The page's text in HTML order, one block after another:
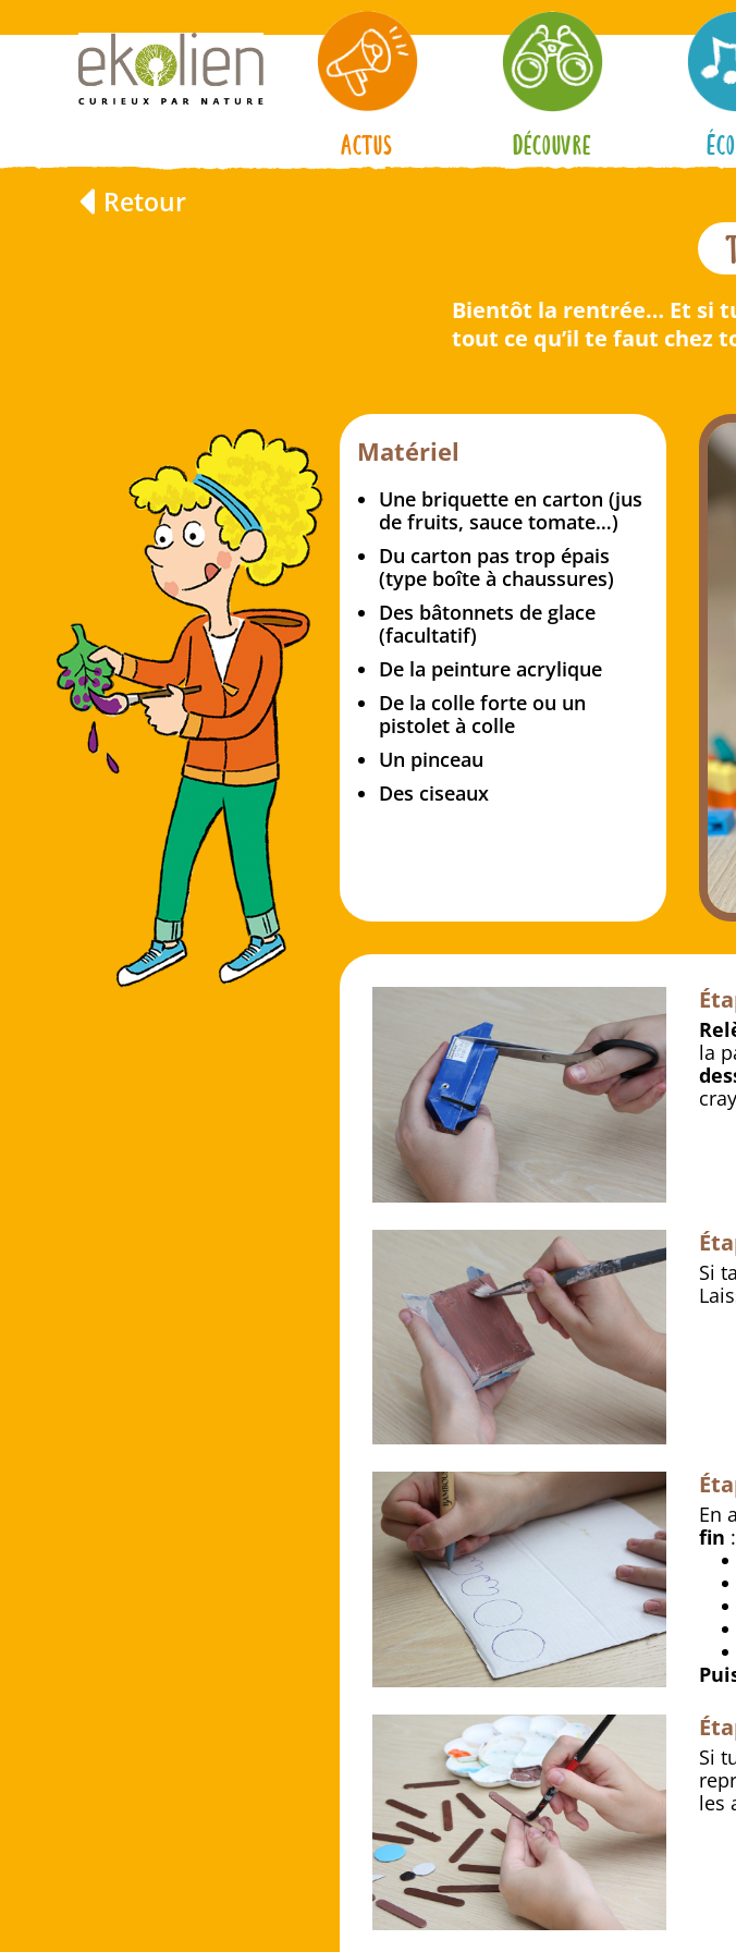
Actus Découvre
Retour
Bientôt la rentrée… Et si
tout ce qu’il te faut chez
Matériel
Une briquette en carton (jus
de fruits, sauce tomate…)
Du carton pas trop épais
(type boîte à chaussures)
Des bâtonnets de glace
(facultatif)
De la peinture acrylique
De la colle forte ou un
pistolet à colle
Un pinceau
Des ciseaux
la
Si
En
fin :
Si
les